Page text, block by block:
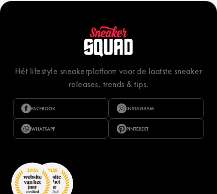
Hét lifestyle sneakerplatform voor de laatste sneaker
releases, trends & tips.
FACEBOOK INSTAGRAM
WHATSAPP PINTEREST